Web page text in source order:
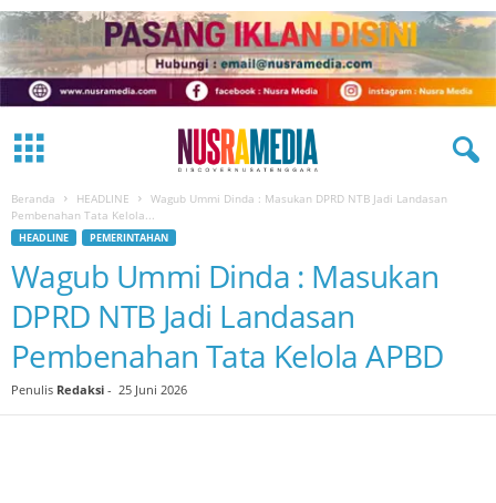
Beranda HEADLINE
Wagub Ummi Dinda : Masukan DPRD NTB Jadi Landasan
Pembenahan Tata Kelola...
HEADLINE PEMERINTAHAN
Wagub Ummi Dinda : Masukan
DPRD NTB Jadi Landasan
Pembenahan Tata Kelola APBD
Penulis Redaksi - 25 Juni 2026